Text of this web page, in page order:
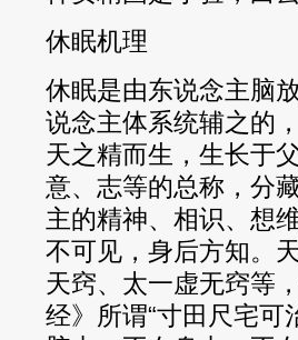
休眠机理
休眠是由东说念主脑
说念主体系统辅之的
天之精而生，生长于
意、志等的总称，分
主的精神、相识、想
不可见，身后方知。
天窍、太一虚无窍等
经》所谓“寸田尺宅可